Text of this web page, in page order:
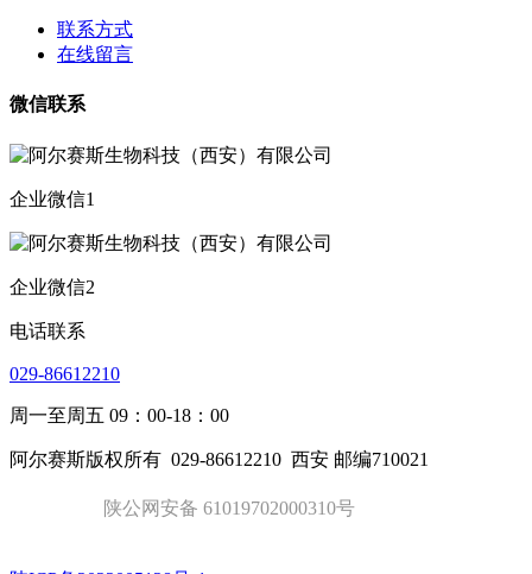
联系方式
在线留言
微信联系
企业微信1
企业微信2
电话联系
029-86612210
周一至周五 09：00-18：00
阿尔赛斯版权所有 029-86612210 西安 邮编710021
陕公网安备 61019702000310号